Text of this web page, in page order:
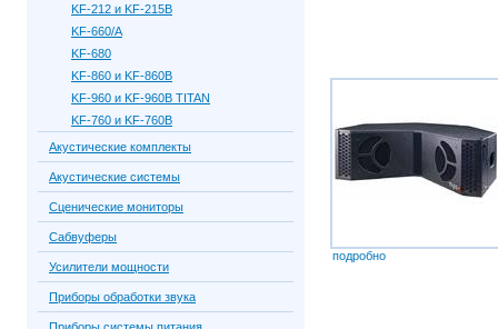
подробно
KF-212 и KF-215B
KF-660/A
KF-680
KF-860 и KF-860B
KF-960 и KF-960B TITAN
KF-760 и KF-760B
Акустические комплекты
Акустические системы
Сценические мониторы
Сабвуферы
Усилители мощности
Приборы обработки звука